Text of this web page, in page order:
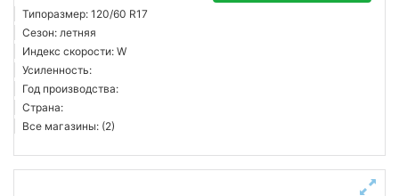
Типоразмер: 120/60 R17
Сезон: летняя
Индекс скорости: W
Усиленность:
Год производства:
Страна:
Все магазины: (2)